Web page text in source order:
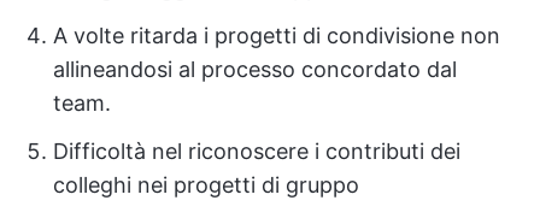
A volte ritarda i progetti di condivisione non
allineandosi al processo concordato dal
team.
Difficoltà nel riconoscere i contributi dei
colleghi nei progetti di gruppo